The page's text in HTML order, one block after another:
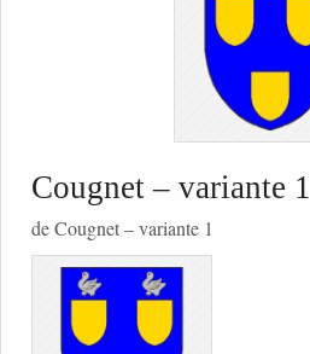
Cougnet – variante 1
de Cougnet – variante 1